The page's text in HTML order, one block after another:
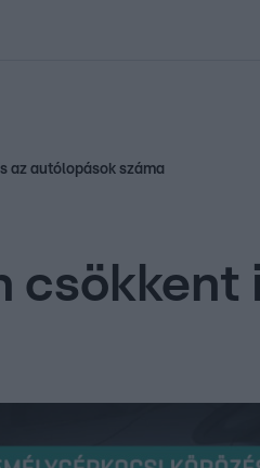
az autólopások száma
csökkent